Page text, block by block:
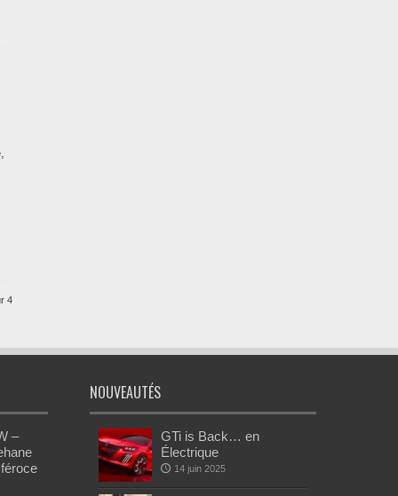
4
–
NOUVEAUTÉS
GTi is Back… en
Électrique
14 juin 2025